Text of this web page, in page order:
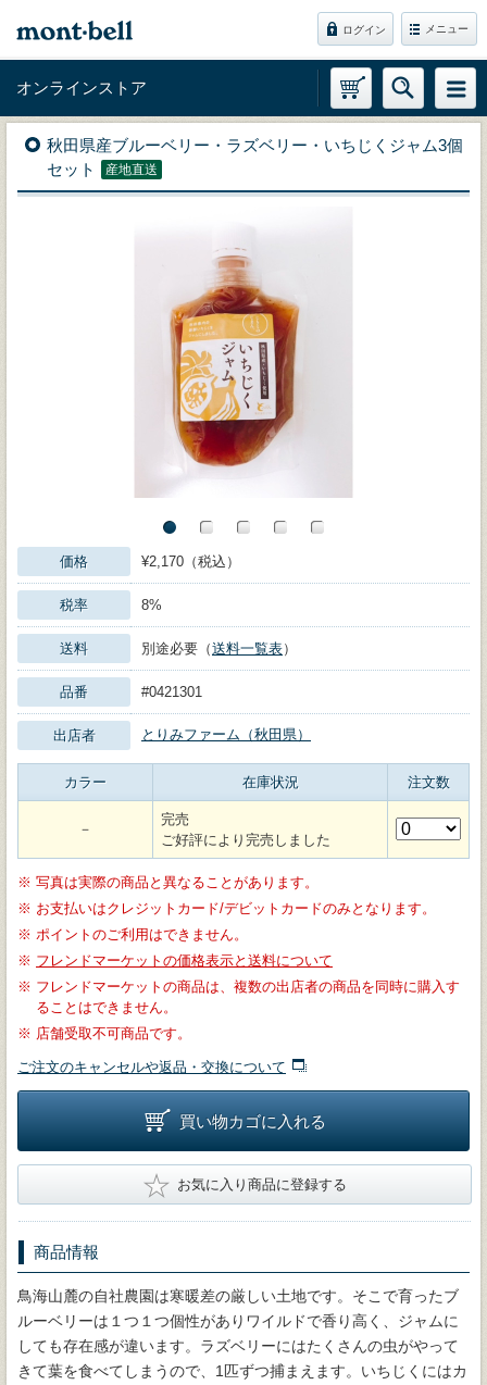
ログイン メニュー
オンラインストア
秋田県産ブルーベリー・ラズベリー・いちじくジャム3個
セット
産地直送
価格 ¥2,170（税込）
税率 8%
送料 別途必要（送料一覧表）
品番 #0421301
出店者 とりみファーム（秋田県）
カラー 在庫状況 注文数
－
完売
ご好評により完売しました
※ 写真は実際の商品と異なることがあります。
※ お支払いはクレジットカード/デビットカードのみとなります。
※ ポイントのご利用はできません。
※ フレンドマーケットの価格表示と送料について
※ フレンドマーケットの商品は、複数の出店者の商品を同時に購入す
ることはできません。
※ 店舗受取不可商品です。
ご注文のキャンセルや返品・交換について
買い物カゴに入れる
★ お気に入り商品に登録する
商品情報
鳥海山麓の自社農園は寒暖差の厳しい土地です。そこで育ったブ
ルーベリーは１つ１つ個性がありワイルドで香り高く、ジャムに
しても存在感が違います。ラズベリーにはたくさんの虫がやって
きて葉を食べてしまうので、1匹ずつ捕まえます。いちじくにはカ